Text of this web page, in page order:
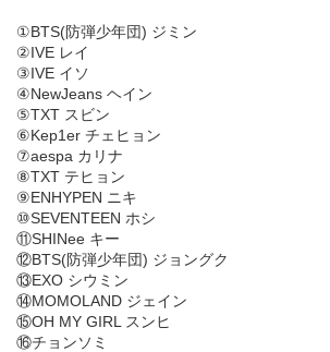
①BTS(防弾少年団) ジミン
②IVE レイ
③IVE イソ
④NewJeans ヘイン
⑤TXT スビン
⑥Kep1er チェヒョン
⑦aespa カリナ
⑧TXT テヒョン
⑨ENHYPEN ニキ
⑩SEVENTEEN ホシ
⑪SHINee キー
⑫BTS(防弾少年団) ジョングク
⑬EXO シウミン
⑭MOMOLAND ジェイン
⑮OH MY GIRL スンヒ
⑯チョンソミ